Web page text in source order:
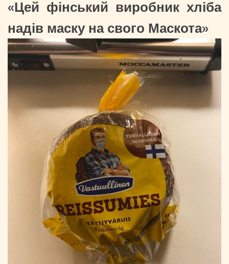
«Цей фінський виробник хліба
надів маску на свого Маскота»